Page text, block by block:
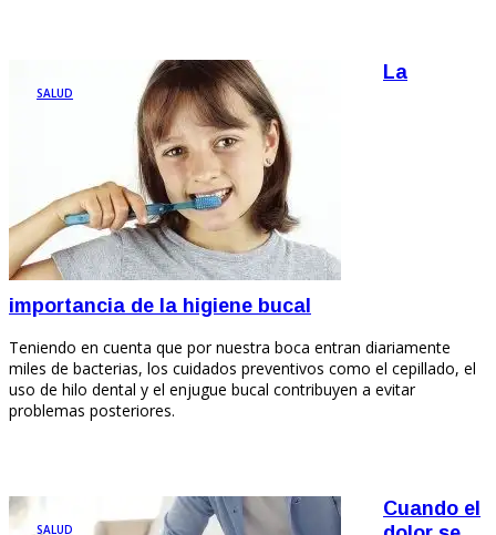
SALUD
La
importancia de la higiene bucal
Teniendo en cuenta que por nuestra boca entran diariamente
miles de bacterias, los cuidados preventivos como el cepillado, el
uso de hilo dental y el enjugue bucal contribuyen a evitar
problemas posteriores.
SALUD
Cuando el